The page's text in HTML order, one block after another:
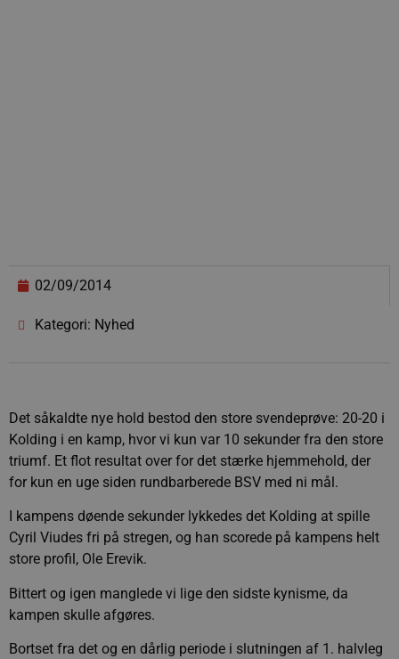
02/09/2014
Kategori: Nyhed
Det såkaldte nye hold bestod den store svendeprøve: 20-20 i
Kolding i en kamp, hvor vi kun var 10 sekunder fra den store
triumf. Et flot resultat over for det stærke hjemmehold, der
for kun en uge siden rundbarberede BSV med ni mål.
I kampens døende sekunder lykkedes det Kolding at spille
Cyril Viudes fri på stregen, og han scorede på kampens helt
store profil, Ole Erevik.
Bittert og igen manglede vi lige den sidste kynisme, da
kampen skulle afgøres.
Bortset fra det og en dårlig periode i slutningen af 1. halvleg